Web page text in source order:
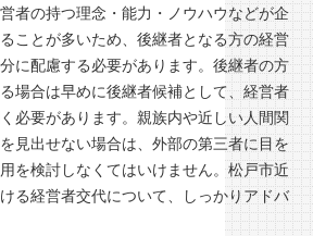
者の持つ理念・能力・ノウハウなどが企
ことが多いため、後継者となる方の経営
に配慮する必要があります。後継者の方
場合は早めに後継者候補として、経営者
必要があります。親族内や近しい人間関
見出せない場合は、外部の第三者に目を
を検討しなくてはいけません。松戸市近
る経営者交代について、しっかりアドバ